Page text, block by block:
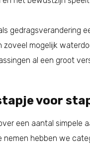
gedragsverandering
mogelijk
al een groot
voor
een aantal simpele
hebben we